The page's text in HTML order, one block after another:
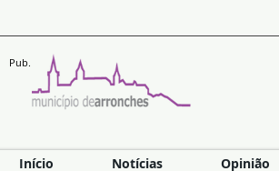
Pub.
Início Notícias Opinião